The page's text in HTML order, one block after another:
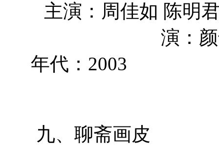
主演：周
演：
年代：
九、聊